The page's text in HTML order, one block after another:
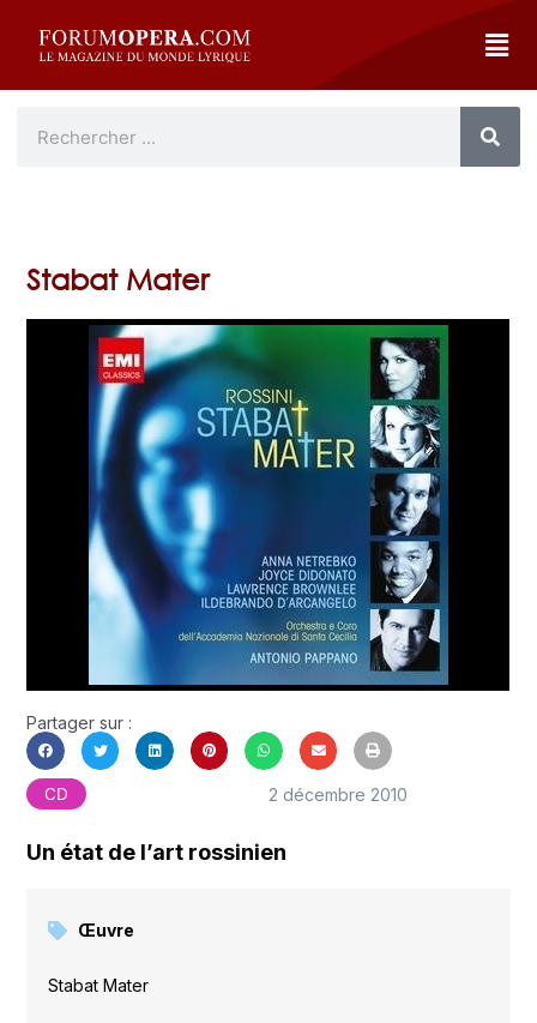
Stabat Mater
Partager sur :
CD 2 décembre 2010
Un état de l’art rossinien
Œuvre
Stabat Mater